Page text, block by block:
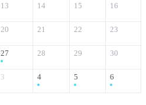
13 14 15 16
20 21 22 23
27 28 29 30
3 4 5 6